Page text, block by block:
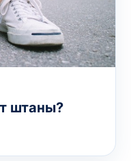
штаны?